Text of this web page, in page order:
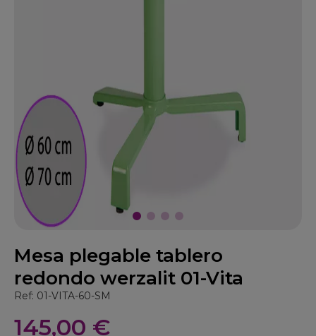
Mesa plegable tablero
redondo werzalit 01-Vita
Ref: 01-VITA-60-SM
145,00 €